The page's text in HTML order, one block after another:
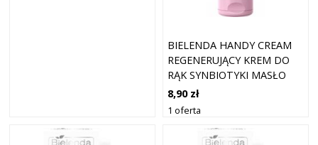
BIELENDA HANDY CREAM
REGENERUJĄCY KREM DO
RĄK SYNBIOTYKI MASŁO
SHEA 50ML
8,90 zł
1 oferta